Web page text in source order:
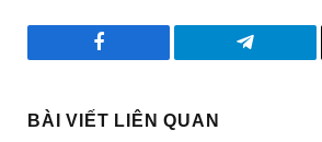
Facebook Telegram
BÀI VIẾT LIÊN QUAN